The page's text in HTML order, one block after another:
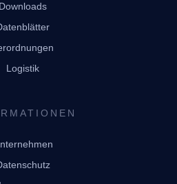
Downloads
Logistik